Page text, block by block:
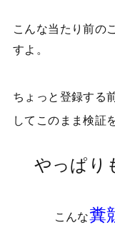
こんな当たり前の
すよ。
ちょっと登録する
してこのまま検証
やっぱり
こんな糞